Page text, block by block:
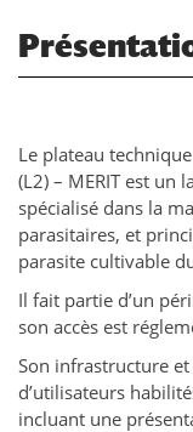
Le plateau
(L2) – MERIT est un
spécialisé dans la
parasitaires, et
parasite cultivable
Il fait partie d’un
son accès est
Son infrastructure
d’utilisateurs
incluant une